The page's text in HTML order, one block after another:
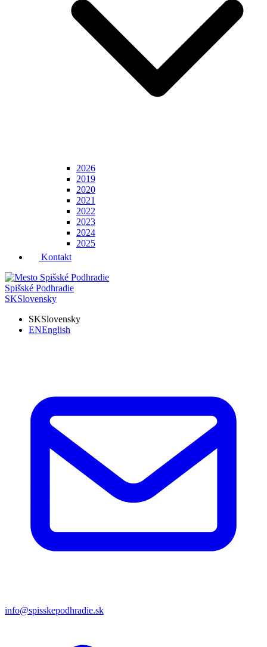
2026
2019
2020
2021
2022
2023
2024
2025
Kontakt
Spišské Podhradie
SKSlovensky
SKSlovensky
ENEnglish
info@spisskepodhradie.sk